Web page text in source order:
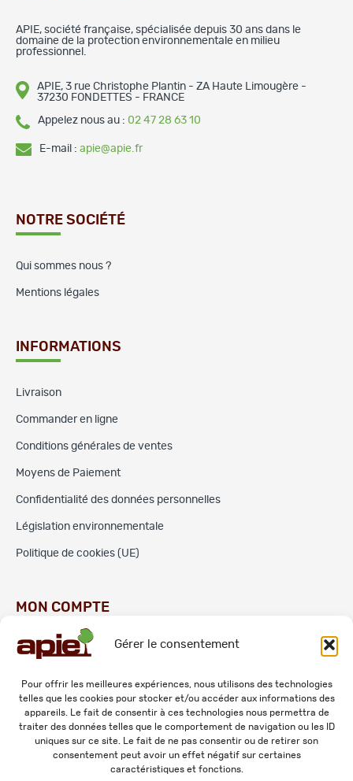
Gérer le consentement
Pour offrir les meilleures expériences, nous utilisons des technologies
telles que les cookies pour stocker et/ou accéder aux informations des
appareils. Le fait de consentir à ces technologies nous permettra de
traiter des données telles que le comportement de navigation ou les ID
uniques sur ce site. Le fait de ne pas consentir ou de retirer son
consentement peut avoir un effet négatif sur certaines
caractéristiques et fonctions.
APIE, société française, spécialisée depuis 30 ans dans le
domaine de la protection environnementale en milieu
professionnel.
APIE, 3 rue Christophe Plantin - ZA Haute Limougère -
37230 FONDETTES - FRANCE
Appelez nous au : 02 47 28 63 10
E-mail : apie@apie.fr
NOTRE SOCIÉTÉ
Qui sommes nous ?
Mentions légales
INFORMATIONS
Livraison
Commander en ligne
Conditions générales de ventes
Moyens de Paiement
Confidentialité des données personnelles
Législation environnementale
Politique de cookies (UE)
MON COMPTE
Commandes
Adresses
Mes informations personnelles